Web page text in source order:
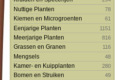
Nuttige Planten 78
Kiemen en Microgroenten 61
Eenjarige Planten 1151
Meerjarige Planten 816
Grassen en Granen 116
Mengsels 48
Kamer- en Kuipplanten 280
Bomen en Struiken 49